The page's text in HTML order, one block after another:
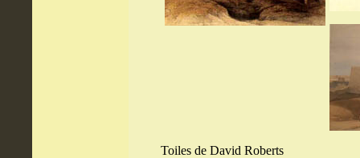
Toiles de David Roberts